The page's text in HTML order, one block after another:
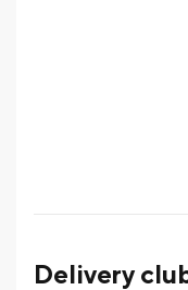
Delivery